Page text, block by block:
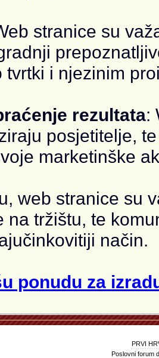
stranice su
tvrtki i njezinim
rezultata:
posjetitelje,
marketinške
web stranice su
na tržištu, te
način.
ponudu za
PRVI
Poslovni forum